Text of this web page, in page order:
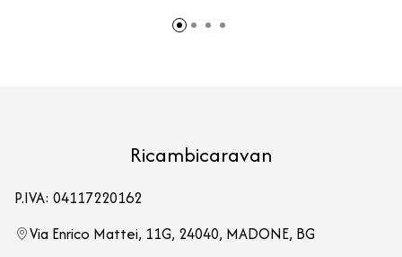
Ricambicaravan
P.IVA: 04117220162
Via Enrico Mattei, 11G, 24040, MADONE, BG